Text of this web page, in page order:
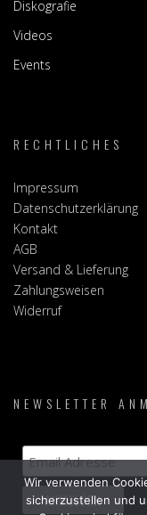
Diskografie
Videos
Events
RECHTLICHES
Impressum
Datenschutzerklärung
Kontakt
AGB
Versand & Lieferung
Zahlungsweisen
Widerruf
NEWSLETTER
Wir verwenden
sicherzustellen und